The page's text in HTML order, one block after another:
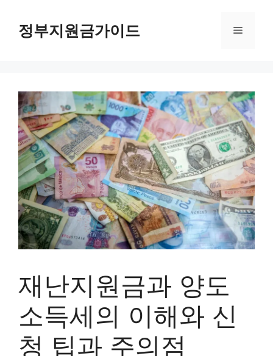
정부지원금가이드 메
재난지원금과 양도
소득세의 이해와 신
청 팁과 주의점